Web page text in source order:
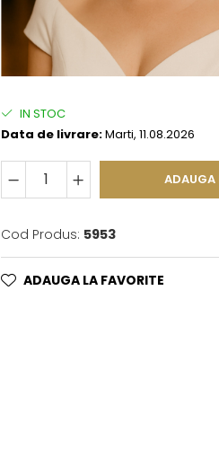
IN STOC
Data de livrare:Marti, 11.08.2026
ADAUGA
Cod Produs: 5953
ADAUGA LA FAVORITE